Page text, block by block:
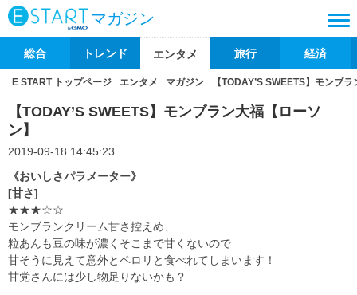
マガジン
総合 トレンド エンタメ 旅行 経済
E START トップページ エンタメ マガジン 【TODAY’S SWEETS】モンブ
【TODAY’S SWEETS】モンブラン大福【ローソ
ン】
2019-09-18 14:45:23
《おいしさパラメーター》
[甘さ]
★★★☆☆
モンブランクリーム甘さ控えめ、
粒あんも豆の味が濃くそこまで甘くないので
甘そうに見えて意外とペロリと食べれてしまいます！
甘党さんには少し物足りないかも？